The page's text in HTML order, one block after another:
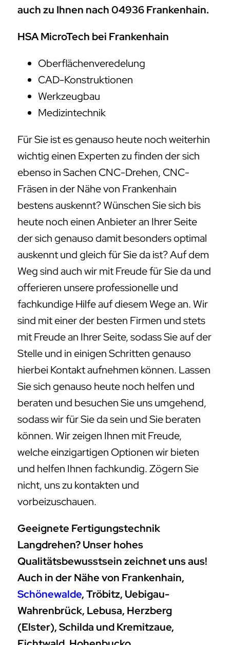
auch zu Ihnen nach 04936 Frankenhain.
HSA MicroTech bei Frankenhain
Oberflächenveredelung
CAD-Konstruktionen
Werkzeugbau
Medizintechnik
Für Sie ist es genauso heute noch weiterhin
wichtig einen Experten zu finden der sich
ebenso in Sachen CNC-Drehen, CNC-
Fräsen in der Nähe von Frankenhain
bestens auskennt? Wünschen Sie sich bis
heute noch einen Anbieter an Ihrer Seite
der sich genauso damit besonders optimal
auskennt und gleich für Sie da ist? Auf dem
Weg sind auch wir mit Freude für Sie da und
offerieren unsere professionelle und
fachkundige Hilfe auf diesem Wege an. Wir
sind mit einer der besten Firmen und stets
mit Freude an Ihrer Seite, sodass Sie auf der
Stelle und in einigen Schritten genauso
hierbei Kontakt aufnehmen können. Lassen
Sie sich genauso heute noch helfen und
beraten und besuchen Sie uns umgehend,
sodass wir für Sie da sein und Sie beraten
können. Wir zeigen Ihnen mit Freude,
welche einzigartigen Optionen wir bieten
und helfen Ihnen fachkundig. Zögern Sie
nicht, uns zu kontakten und
vorbeizuschauen.
Geeignete Fertigungstechnik
Langdrehen? Unser hohes
Qualitätsbewusstsein zeichnet uns aus!
Auch in der Nähe von Frankenhain,
Schönewalde, Tröbitz, Uebigau-
Wahrenbrück, Lebusa, Herzberg
(Elster), Schilda und Kremitzaue,